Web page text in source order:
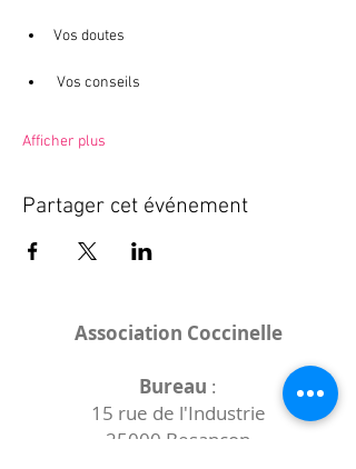
Vos doutes
Vos conseils
Afficher plus
Partager cet événement
Association Coccinelle
Bureau :
15 rue de l'Industrie
25000 Besançon